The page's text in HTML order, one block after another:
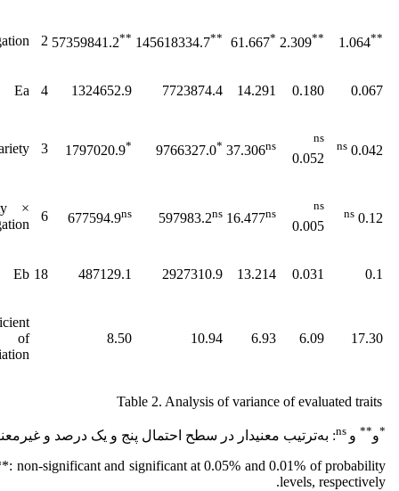
**
1.064
**
2.309
*
61.667
**
145618334.7
**
57359841.2
2
0.067
0.180
14.291
7723874.4
1324652.9
4
Ea
ns 0.042
ns
0.052
37.306ns
*
9766327.0
*
1797020.9
3
ns 0.12
ns
0.005
16.477ns
597983.2ns
677594.9ns
6
×
0.1
0.031
13.214
2927310.9
487129.1
18
Eb
17.30
6.09
6.93
10.94
8.50
of
*و** و
: به‌ترتیب معنی­دار در سطح احتمال پنج و یک درصد و
non-significant and significant at 0.05% and 0.01% of probability
levels, respectively.